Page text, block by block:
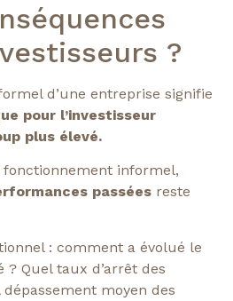
?
d’une entreprise signifie
pour l’investisseur
plus élevé.
informel,
passées reste
: comment a évolué le
? Quel taux d’arrêt des
moyen des